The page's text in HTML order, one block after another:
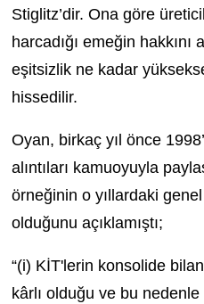
Stiglitz’dir. Ona göre
harcadığı emeğin
eşitsizlik ne kadar
hissedilir.
Oyan, birkaç yıl önce
alıntıları kamuoyuyla
örneğinin o yıllardaki
olduğunu açıklamıştı;
“(i) KİT'lerin konsolide
kârlı olduğu ve bu